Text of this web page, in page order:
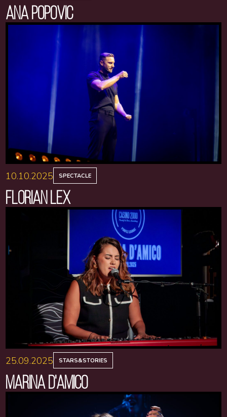
ANA POPOVIC
10.10.2025 SPECTACLE
FLORIAN LEX
25.09.2025 STARS&STORIES
MARINA D'AMICO